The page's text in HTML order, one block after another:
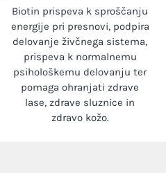
Biotin prispeva k sproščanju
energije pri presnovi, podpira
delovanje živčnega sistema,
prispeva k normalnemu
psihološkemu delovanju ter
pomaga ohranjati zdrave
lase, zdrave sluznice in
zdravo kožo.